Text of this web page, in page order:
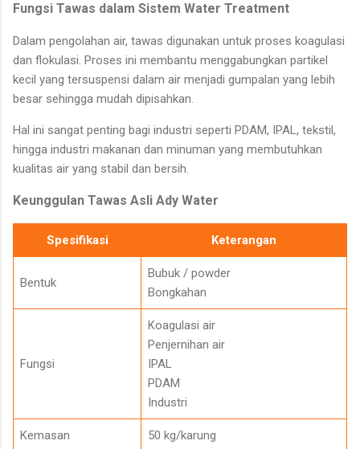
Fungsi Tawas dalam Sistem Water Treatment
Dalam pengolahan air, tawas digunakan untuk proses koagulasi
dan flokulasi. Proses ini membantu menggabungkan partikel
kecil yang tersuspensi dalam air menjadi gumpalan yang lebih
besar sehingga mudah dipisahkan.
Hal ini sangat penting bagi industri seperti PDAM, IPAL, tekstil,
hingga industri makanan dan minuman yang membutuhkan
kualitas air yang stabil dan bersih.
Keunggulan Tawas Asli Ady Water
Spesifikasi Keterangan
Bentuk
Bubuk / powder
Bongkahan
Fungsi
Koagulasi air
Penjernihan air
IPAL
PDAM
Industri
Kemasan 50 kg/karung